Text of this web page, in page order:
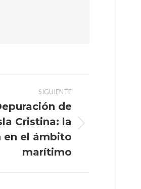
SIGUIENTE
de
Cristina: la
en el ámbito
marítimo